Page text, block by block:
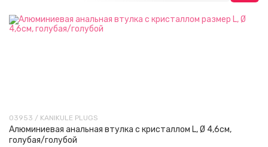
03953 / KANIKULE PLUGS
Алюминиевая анальная втулка с кристаллом L, Ø 4,6см,
голубая/голубой